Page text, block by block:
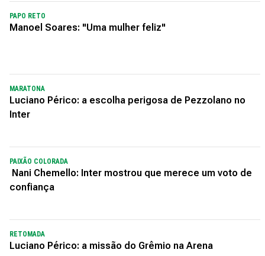
PAPO RETO
Manoel Soares: "Uma mulher feliz"
MARATONA
Luciano Périco: a escolha perigosa de Pezzolano no
Inter
PAIXÃO COLORADA
Nani Chemello: Inter mostrou que merece um voto de
confiança
RETOMADA
Luciano Périco: a missão do Grêmio na Arena